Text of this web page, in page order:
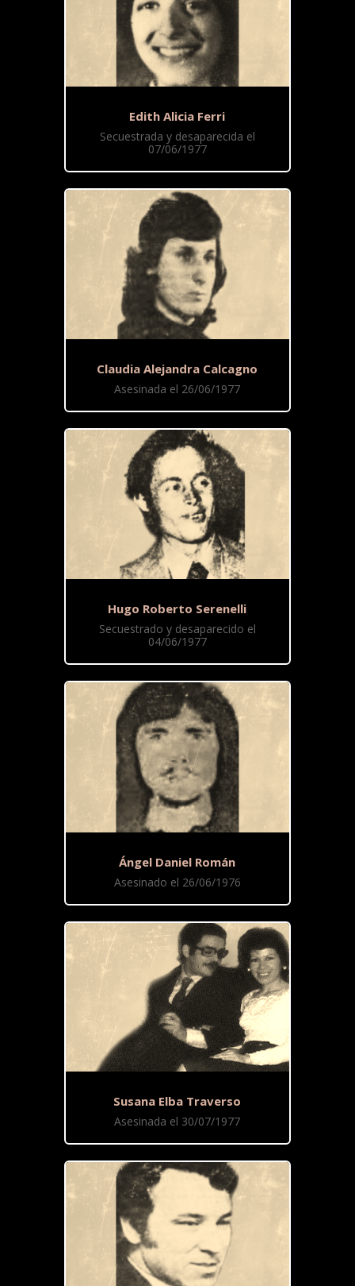
Edith Alicia Ferri
Secuestrada y desaparecida el
07/06/1977
Claudia Alejandra Calcagno
Asesinada el 26/06/1977
Hugo Roberto Serenelli
Secuestrado y desaparecido el
04/06/1977
Ángel Daniel Román
Asesinado el 26/06/1976
Susana Elba Traverso
Asesinada el 30/07/1977